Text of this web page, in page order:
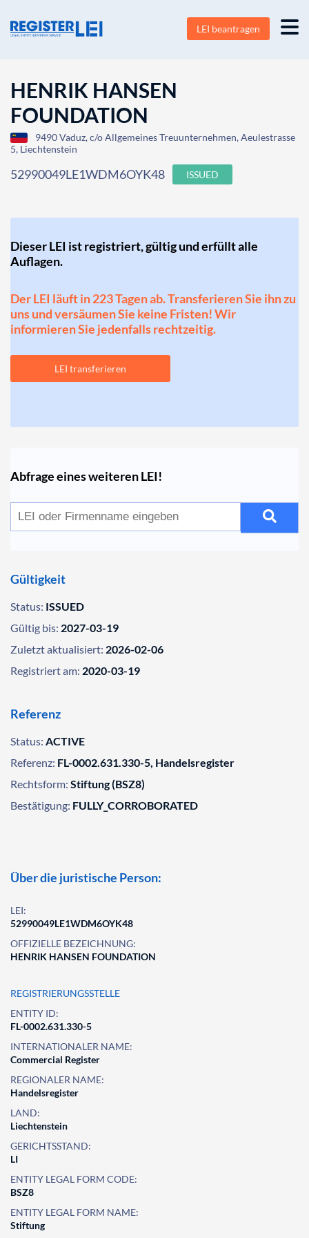
LEI beantragen
HENRIK HANSEN
FOUNDATION
9490 Vaduz, c/o Allgemeines Treuunternehmen, Aeulestrasse
5, Liechtenstein
52990049LE1WDM6OYK48 ISSUED
Dieser LEI ist registriert, gültig und erfüllt alle
Auflagen.
Der LEI läuft in 223 Tagen ab. Transferieren Sie ihn zu
uns und versäumen Sie keine Fristen! Wir
informieren Sie jedenfalls rechtzeitig.
LEI transferieren
Abfrage eines weiteren LEI!
Gültigkeit
Status: ISSUED
Gültig bis: 2027-03-19
Zuletzt aktualisiert: 2026-02-06
Registriert am: 2020-03-19
Referenz
Status: ACTIVE
Referenz: FL-0002.631.330-5, Handelsregister
Rechtsform: Stiftung (BSZ8)
Bestätigung: FULLY_CORROBORATED
Über die juristische Person:
LEI:
52990049LE1WDM6OYK48
OFFIZIELLE BEZEICHNUNG:
HENRIK HANSEN FOUNDATION
REGISTRIERUNGSSTELLE
ENTITY ID:
FL-0002.631.330-5
INTERNATIONALER NAME:
Commercial Register
REGIONALER NAME:
Handelsregister
LAND:
Liechtenstein
GERICHTSSTAND:
LI
ENTITY LEGAL FORM CODE:
BSZ8
ENTITY LEGAL FORM NAME:
Stiftung